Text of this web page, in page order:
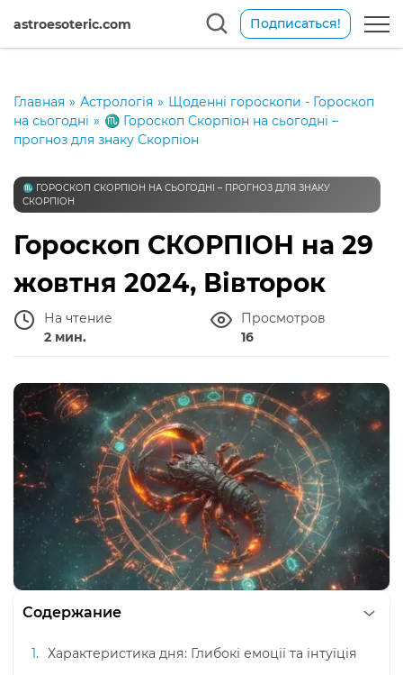
astroesoteric.com Подписаться!
Главная » Астрологія » Щоденні гороскопи - Гороскоп
на сьогодні » ♏️ Гороскоп Скорпіон на сьогодні –
прогноз для знаку Скорпіон
♏️ ГОРОСКОП СКОРПІОН НА СЬОГОДНІ – ПРОГНОЗ ДЛЯ ЗНАКУ
СКОРПІОН
Гороскоп СКОРПІОН на 29
жовтня 2024, Вівторок
На чтение
2 мин.
Просмотров
16
Содержание
Характеристика дня: Глибокі емоції та інтуїція